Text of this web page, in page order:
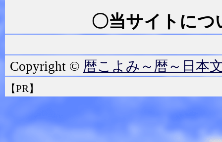
〇当サイトにつ
Copyright © 暦こよみ～暦～日本
【PR】